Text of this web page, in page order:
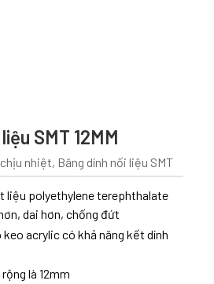
SMT 12MM
nhiệt, Băng dính nối liệu SMT
liệu polyethylene terephthalate
dai hơn, chống đứt
acrylic có khả năng kết dính
là 12mm